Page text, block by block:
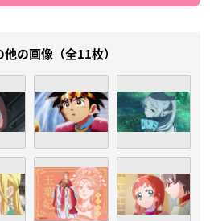
他の画像（全11枚）